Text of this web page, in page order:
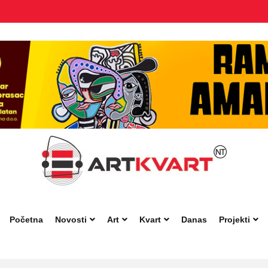
Početna
Novosti Art Kvart Danas Projekti